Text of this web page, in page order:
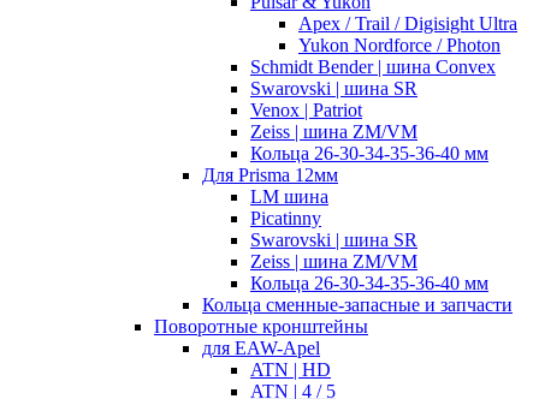
Apex / Trail / Digisight Ultra
Yukon Nordforce / Photon
Schmidt Bender | шина Convex
Swarovski | шина SR
Venox | Patriot
Zeiss | шина ZM/VM
Кольца 26-30-34-35-36-40 мм
Для Prisma 12мм
LM шина
Picatinny
Swarovski | шина SR
Zeiss | шина ZM/VM
Кольца 26-30-34-35-36-40 мм
Кольца сменные-запасные и запчасти
Поворотные кронштейны
для EAW-Apel
ATN | HD
ATN | 4 / 5